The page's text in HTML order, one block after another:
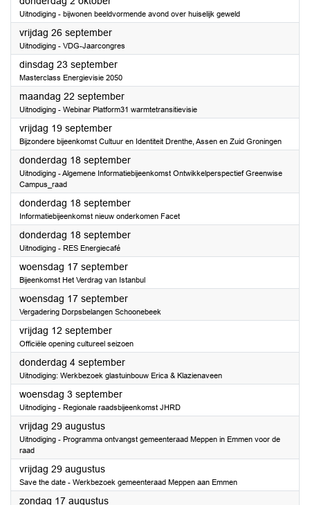
Uitnodiging - bijwonen beeldvormende avond over huiselijk geweld
vrijdag 26 september2025
Uitnodiging - VDG-Jaarcongres
dinsdag 23 september2025
Masterclass Energievisie 2050
maandag 22 september2025
Uitnodiging - Webinar Platform31 warmtetransitievisie
vrijdag 19 september2025
Bijzondere bijeenkomst Cultuur en Identiteit Drenthe, Assen en Zuid Groningen
donderdag 18 september2025
Uitnodiging - Algemene Informatiebijeenkomst Ontwikkelperspectief Greenwise
Campus_raad
donderdag 18 september2025
Informatiebijeenkomst nieuw onderkomen Facet
donderdag 18 september2025
Uitnodiging - RES Energiecafé
woensdag 17 september2025
Bijeenkomst Het Verdrag van Istanbul
woensdag 17 september2025
Vergadering Dorpsbelangen Schoonebeek
vrijdag 12 september2025
Officiële opening cultureel seizoen
donderdag 4 september2025
Uitnodiging: Werkbezoek glastuinbouw Erica & Klazienaveen
woensdag 3 september2025
Uitnodiging - Regionale raadsbijeenkomst JHRD
vrijdag 29 augustus2025
Uitnodiging - Programma ontvangst gemeenteraad Meppen in Emmen voor de
raad
vrijdag 29 augustus2025
Save the date - Werkbezoek gemeenteraad Meppen aan Emmen
zondag 17 augustus2025